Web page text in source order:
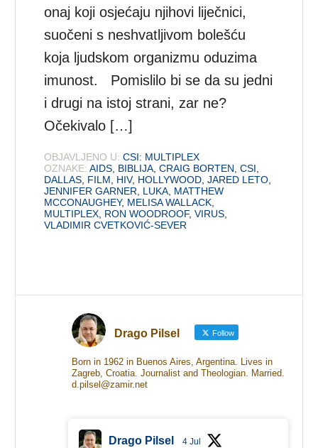
onaj koji osjećaju njihovi liječnici,
suočeni s neshvatljivom bolešću
koja ljudskom organizmu oduzima
imunost. Pomislilo bi se da su jedni
i drugi na istoj strani, zar ne?
Očekivalo […]
OBJAVLJENO U: CSI: MULTIPLEX
OZNAKE: AIDS, BIBLIJA,CRAIG BORTEN,CSI,
DALLAS, FILM, HIV, HOLLYWOOD,JARED LETO,
JENNIFER GARNER, LUKA, MATTHEW
MCCONAUGHEY, MELISA WALLACK,
MULTIPLEX, RON WOODROOF,VIRUS,
VLADIMIR CVETKOVIĆ-SEVER
Drago Pilsel Follow
Born in 1962 in Buenos Aires, Argentina. Lives in
Zagreb, Croatia. Journalist and Theologian. Married.
d.pilsel@zamir.net
Drago Pilsel 4 Jul